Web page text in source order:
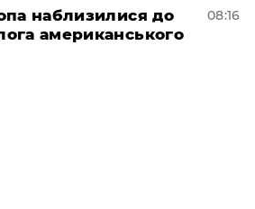
наблизилися до
американського
08:16